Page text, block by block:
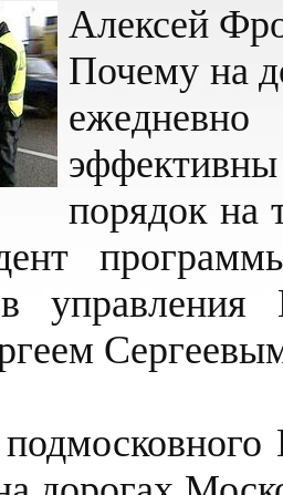
Алексей
Почему на
порядок на